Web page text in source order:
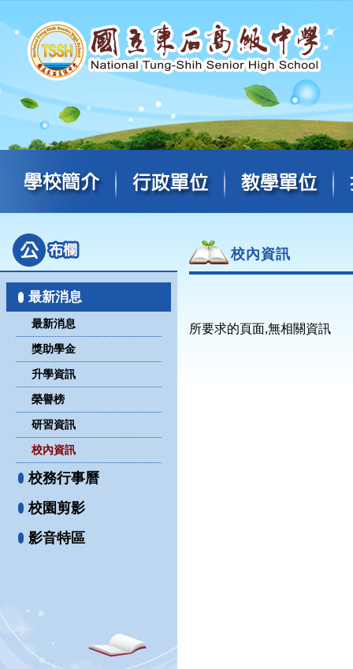
最新消息
最新消息
獎助學金
升學資訊
榮譽榜
研習資訊
校內資訊
校務行事曆
校園剪影
影音特區
校內資訊
所要求的頁面,無相關資訊